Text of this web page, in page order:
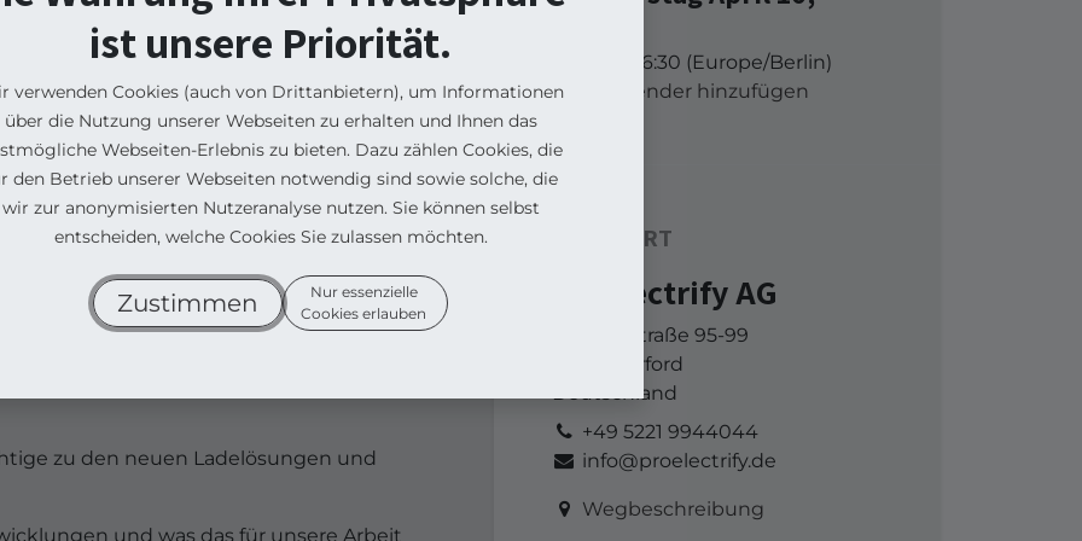
Veranstaltung gibt euch spannende Einblicke
Elektromobilität und Ladeinfrastruktur.
Herford
Uhr
zu den neuen Ladelösungen und
und was das für unsere Arbeit
16:30 (Europe/Berlin)
Zu Kalender hinzufügen
STANDORT
ProElectrify AG
Goebenstraße 95-99
32051 Herford
Deutschland
+49 5221 9944044
info@proelectrify.de
Wegbeschreibung
ist unsere Priorität.
verwenden Cookies (auch von Drittanbietern), um Informationen
über die Nutzung unserer Webseiten zu erhalten und Ihnen das
Webseiten-Erlebnis zu bieten. Dazu zählen Cookies, die
den Betrieb unserer Webseiten notwendig sind sowie solche, die
wir zur anonymisierten Nutzeranalyse nutzen. Sie können selbst
entscheiden, welche Cookies Sie zulassen möchten.
Zustimmen
Nur essenzielle
Cookies erlauben